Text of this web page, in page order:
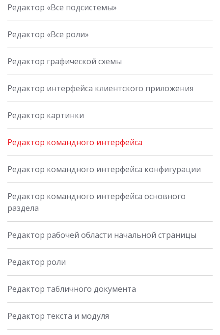
Редактор «Все подсистемы»
Редактор «Все роли»
Редактор графической схемы
Редактор интерфейса клиентского приложения
Редактор картинки
Редактор командного интерфейса
Редактор командного интерфейса конфигурации
Редактор командного интерфейса основного
раздела
Редактор рабочей области начальной страницы
Редактор роли
Редактор табличного документа
Редактор текста и модуля